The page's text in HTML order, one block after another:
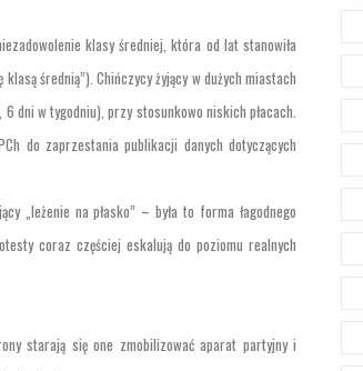
klasy średniej, która od lat stanowiła
średnią”). Chińczycy żyjący w dużych miastach
dni w tygodniu), przy stosunkowo niskich płacach.
do zaprzestania publikacji danych dotyczących
„leżenie na płasko” – była to forma łagodnego
coraz częściej eskalują do poziomu realnych
starają się one zmobilizować aparat partyjny i